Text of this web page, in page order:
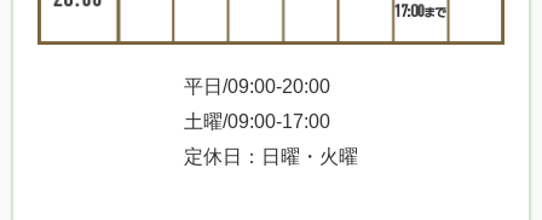
平日/09:00-20:00
土曜/09:00-17:00
定休日：日曜・火曜